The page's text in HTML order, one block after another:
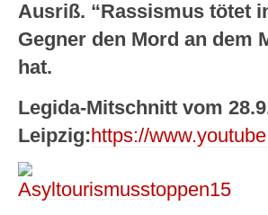
Ausriß. “Rassismus tötet
Gegner den Mord an dem
hat.
Legida-Mitschnitt vom
Leipzig:https://